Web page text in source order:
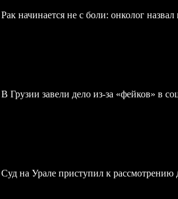
Рак начинается не с боли: онколог
В Грузии завели дело из-за «фейков» в
Суд на Урале приступил к